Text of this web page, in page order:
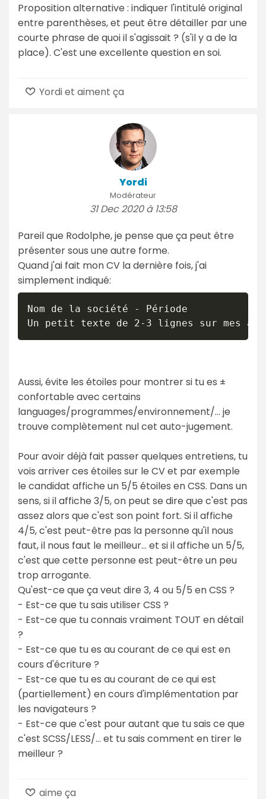
Proposition alternative : indiquer l'intitulé original
entre parenthèses, et peut être détailler par une
courte phrase de quoi il s'agissait ? (s'il y a de la
place). C'est une excellente question en soi.
Yordi et aiment ça
Yordi
Modérateur
31 Dec 2020 à 13:58
Pareil que Rodolphe, je pense que ça peut être
présenter sous une autre forme.
Quand j'ai fait mon CV la dernière fois, j'ai
simplement indiqué:
Nom de la société - Période
Aussi, évite les étoiles pour montrer si tu es ±
confortable avec certains
languages/programmes/environnement/… je
trouve complètement nul cet auto-jugement.
Pour avoir déjà fait passer quelques entretiens, tu
vois arriver ces étoiles sur le CV et par exemple
le candidat affiche un 5/5 étoiles en CSS. Dans un
sens, si il affiche 3/5, on peut se dire que c'est pas
assez alors que c'est son point fort. Si il affiche
4/5, c'est peut-être pas la personne qu'il nous
faut, il nous faut le meilleur… et si il affiche un 5/5,
c'est que cette personne est peut-être un peu
trop arrogante.
Qu'est-ce que ça veut dire 3, 4 ou 5/5 en CSS ?
- Est-ce que tu sais utiliser CSS ?
- Est-ce que tu connais vraiment TOUT en détail
?
- Est-ce que tu es au courant de ce qui est en
cours d'écriture ?
- Est-ce que tu es au courant de ce qui est
(partiellement) en cours d'implémentation par
les navigateurs ?
- Est-ce que c'est pour autant que tu sais ce que
c'est SCSS/LESS/… et tu sais comment en tirer le
meilleur ?
aime ça